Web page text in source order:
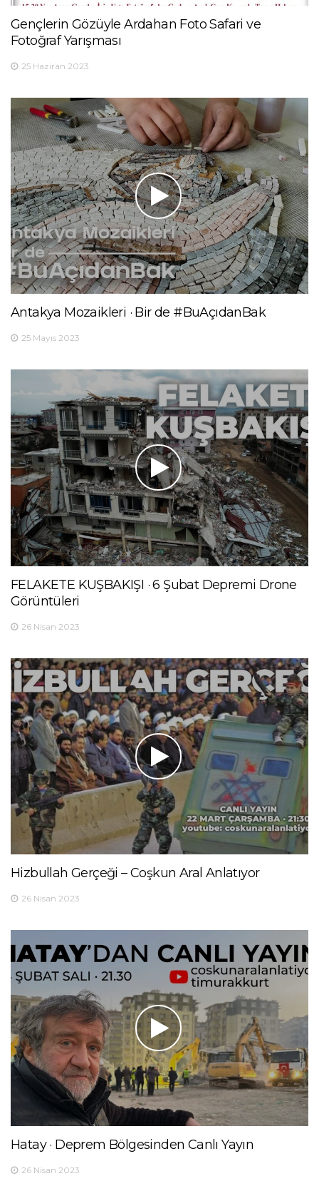
Gençlerin Gözüyle Ardahan Foto Safari ve
Fotoğraf Yarışması
25 Haziran 2023
Antakya Mozaikleri · Bir de #BuAçıdanBak
25 Mayıs 2023
FELAKETE KUŞBAKIŞI · 6 Şubat Depremi Drone
Görüntüleri
26 Nisan 2023
Hizbullah Gerçeği – Coşkun Aral Anlatıyor
26 Nisan 2023
Hatay · Deprem Bölgesinden Canlı Yayın
26 Nisan 2023